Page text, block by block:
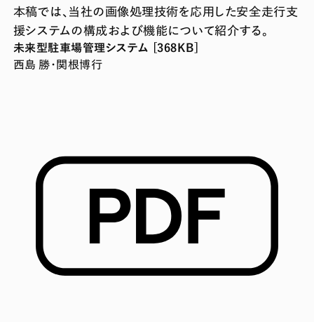
本稿では、当社の画像処理技術を応用した安全走行支
援システムの構成および機能について紹介する。
未来型駐車場管理システム [368KB]
西島 勝・関根博行